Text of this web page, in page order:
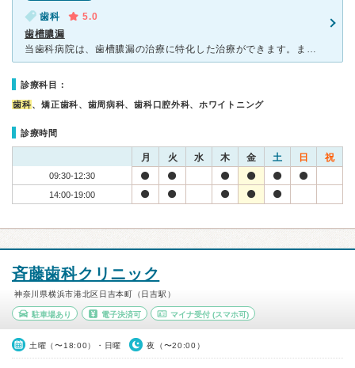
歯科
5.0
歯槽膿漏
当歯科病院は、歯槽膿漏の治療に特化した治療ができます。まで国内で普及してない最新の治療機械とその機械を扱える医師がいることは地元日吉町では安心できます。自分も60歳の高齢になり、歯槽膿漏で歯が相当悪く
診療科目：
歯科、矯正歯科、歯周病科、歯科口腔外科、ホワイトニング
診療時間
月 火 水 木 金 土 日 祝
09:30-12:30
14:00-19:00
斉藤歯科クリニック
神奈川県横浜市港北区日吉本町（日吉駅）
駐車場あり 電子決済可 マイナ受付 (スマホ可)
土曜（〜18:00）・日曜 夜（〜20:00）